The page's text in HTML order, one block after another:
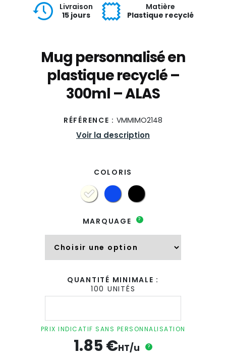
Livraison
15 jours
Matière
Plastique recyclé
Mug personnalisé en
plastique recyclé –
300ml – ALAS
RÉFÉRENCE : VMMIMO2148
Voir la description
COLORIS
MARQUAGE ?
QUANTITÉ MINIMALE :
100 UNITÉS
quantité
personnalisé
en
PRIX INDICATIF SANS PERSONNALISATION
1.85€HT/u ?